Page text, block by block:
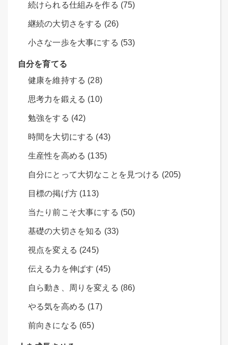
続けられる仕組みを作る (75)
継続の大切さをする (26)
小さな一歩を大事にする (53)
自分を育てる
健康を維持する (28)
思考力を鍛える (10)
勉強をする (42)
時間を大切にする (43)
生産性を高める (135)
自分にとって大切なことを見つける (205)
目標の掲げ方 (113)
当たり前こそ大事にする (50)
基礎の大切さを知る (33)
視点を変える (245)
伝える力を伸ばす (45)
自ら動き、周りを変える (86)
やる気を高める (17)
前向きになる (65)